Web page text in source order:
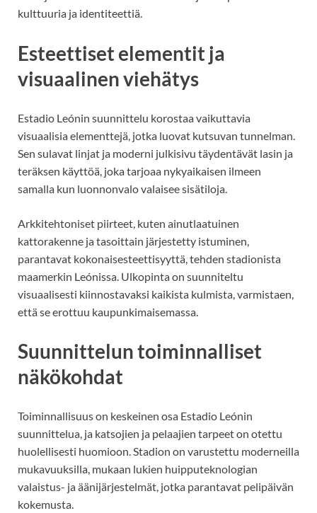
kulttuuria ja identiteettiä.
Esteettiset elementit ja
visuaalinen viehätys
Estadio Leónin suunnittelu korostaa vaikuttavia
visuaalisia elementtejä, jotka luovat kutsuvan tunnelman.
Sen sulavat linjat ja moderni julkisivu täydentävät lasin ja
teräksen käyttöä, joka tarjoaa nykyaikaisen ilmeen
samalla kun luonnonvalo valaisee sisätiloja.
Arkkitehtoniset piirteet, kuten ainutlaatuinen
kattorakenne ja tasoittain järjestetty istuminen,
parantavat kokonaisesteettisyyttä, tehden stadionista
maamerkin Leónissa. Ulkopinta on suunniteltu
visuaalisesti kiinnostavaksi kaikista kulmista, varmistaen,
että se erottuu kaupunkimaisemassa.
Suunnittelun toiminnalliset
näkökohdat
Toiminnallisuus on keskeinen osa Estadio Leónin
suunnittelua, ja katsojien ja pelaajien tarpeet on otettu
huolellisesti huomioon. Stadion on varustettu moderneilla
mukavuuksilla, mukaan lukien huipputeknologian
valaistus- ja äänijärjestelmät, jotka parantavat pelipäivän
kokemusta.